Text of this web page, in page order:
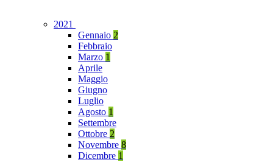
2021
Gennaio 2
Febbraio
Marzo 1
Aprile
Maggio
Giugno
Luglio
Agosto 1
Settembre
Ottobre 2
Novembre 8
Dicembre 1